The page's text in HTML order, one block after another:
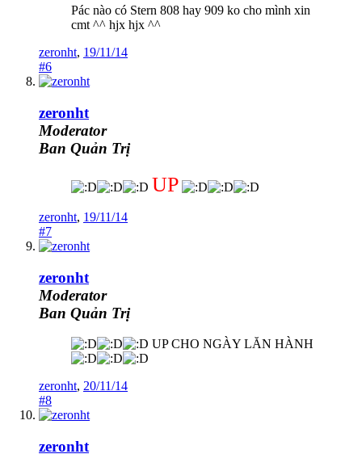
Pác nào có Stern 808 hay 909 ko cho mình xin
cmt ^^ hjx hjx ^^
zeronht, 19/11/14
#6
zeronht
Moderator
Ban Quản Trị
UP
zeronht, 19/11/14
#7
zeronht
Moderator
Ban Quản Trị
UP CHO NGÀY LĂN HÀNH
zeronht, 20/11/14
#8
zeronht